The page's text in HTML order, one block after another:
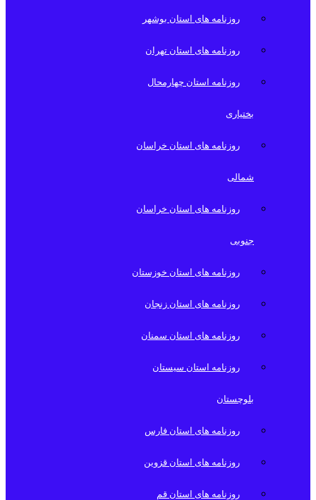
روزنامه های استان بوشهر
روزنامه های استان تهران
روزنامه استان چهارمحال
بختیاری
روزنامه های استان خراسان
شمالی
روزنامه های استان خراسان
جنوبی
روزنامه های استان خوزستان
روزنامه های استان زنجان
روزنامه های استان سمنان
روزنامه استان سیستان
بلوچستان
روزنامه های استان فارس
روزنامه های استان قزوین
روزنامه های استان قم